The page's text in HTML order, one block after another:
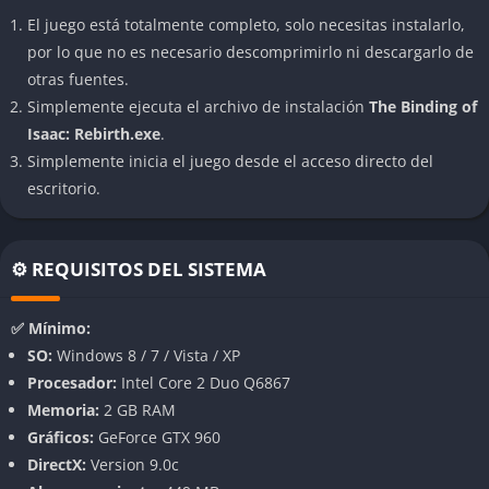
16 bits, que da un aire nostálgico pero fresco al juego.
Efectos visuales pulidos y animaciones de alta calidad.
creados por Ridiculon.
Contenido y Rejugabilidad
Más de 500 horas de juego potencial gracias a la generación
Más de 450 objetos y power-ups, incluyendo 160
desbloqueables nuevos, que modifican las habilidades,
aspecto y estrategia de Isaac en cada partida.
10 personajes jugables y más de 100 enemigos y 50 jefes
diferentes, cada uno con patrones únicos.
Multitud de finales alternativos y secretos por descubrir.
El juego está totalmente completo, solo necesitas instalarlo,
por lo que no es necesario descomprimirlo ni descargarlo de
otras fuentes.
Simplemente ejecuta el archivo de instalación The Binding of
Isaac: Rebirth.exe.
Simplemente inicia el juego desde el acceso directo del
escritorio.
⚙️ REQUISITOS DEL SISTEMA
✅ Mínimo:
SO: Windows 8 / 7 / Vista / XP
Procesador: Intel Core 2 Duo Q6867
Memoria: 2 GB RAM
Gráficos: GeForce GTX 960
DirectX: Version 9.0c